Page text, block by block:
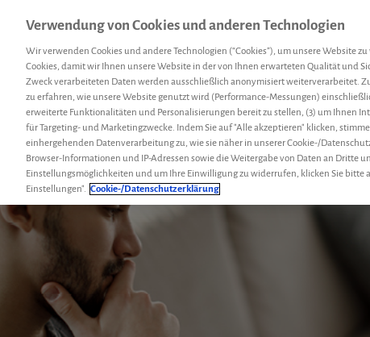
Verwendung von Cookies und anderen Technologien
Wir verwenden Cookies und andere Technologien (“Cookies”), um unsere Website
Cookies, damit wir Ihnen unsere Website in der von Ihnen erwarteten Qualität und
Zweck verarbeiteten Daten werden ausschließlich anonymisiert weiterverarbeitet.
zu erfahren, wie unsere Website genutzt wird (Performance-Messungen)
erweiterte Funktionalitäten und Personalisierungen bereit zu stellen, (3) um Ihnen
für Targeting- und Marketingzwecke. Indem Sie auf "Alle akzeptieren" klicken,
einhergehenden Datenverarbeitung zu, wie sie näher in unserer Cookie-/
Browser-Informationen und IP-Adressen sowie die Weitergabe von Daten an Dritte
Einstellungsmöglichkeiten und um Ihre Einwilligung zu widerrufen, klicken Sie bitte
Einstellungen". Cookie-/Datenschutzerklärung